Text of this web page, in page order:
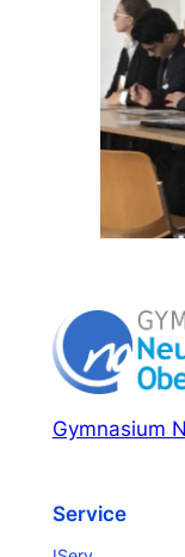
Gymnasium
Service